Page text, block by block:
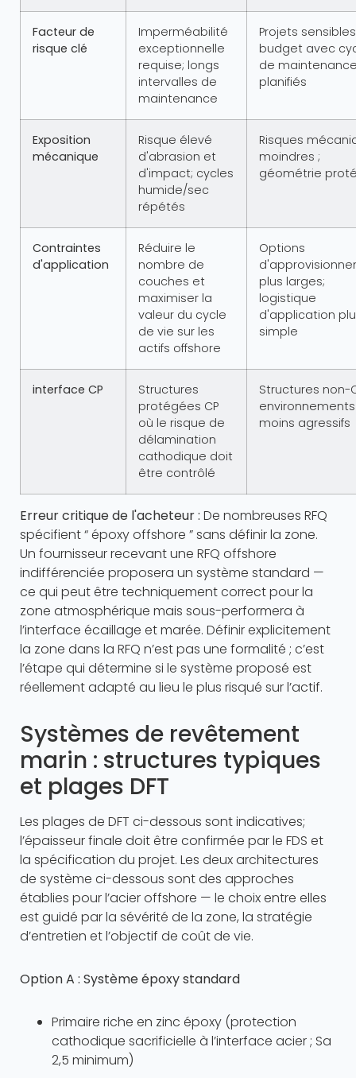
Facteur de
risque clé
Imperméabilité
exceptionnelle
requise; longs
intervalles de
maintenance
Projets
budget avec
de
planifiés
Exposition
mécanique
Risque élevé
d'abrasion et
d'impact; cycles
humide/sec
répétés
Risques
moindres ;
géométrie
Contraintes
d'application
Réduire le
nombre de
couches et
maximiser la
valeur du cycle
de vie sur les
actifs offshore
Options
plus larges;
logistique
d'application
simple
interface CP
Structures
protégées CP
où le risque de
délamination
cathodique doit
être contrôlé
Structures non-
environnements
moins agressifs
Erreur critique de l'acheteur : De nombreuses RFQ
spécifient “ époxy offshore ” sans définir la zone.
Un fournisseur recevant une RFQ offshore
indifférenciée proposera un système standard —
ce qui peut être techniquement correct pour la
zone atmosphérique mais sous-performera à
l’interface écaillage et marée. Définir explicitement
la zone dans la RFQ n’est pas une formalité ; c’est
l’étape qui détermine si le système proposé est
réellement adapté au lieu le plus risqué sur l’actif.
Systèmes de revêtement
marin : structures typiques
et plages DFT
Les plages de DFT ci-dessous sont indicatives;
l’épaisseur finale doit être confirmée par le FDS et
la spécification du projet. Les deux architectures
de système ci-dessous sont des approches
établies pour l’acier offshore — le choix entre elles
est guidé par la sévérité de la zone, la stratégie
d’entretien et l’objectif de coût de vie.
Option A : Système époxy standard
Primaire riche en zinc époxy (protection
cathodique sacrificielle à l’interface acier ; Sa
2,5 minimum)